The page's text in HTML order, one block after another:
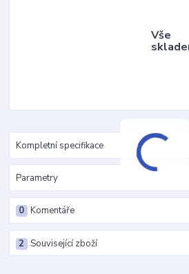
Vše
Kompletní specifikace
Parametry
Komentáře
0
Související zboží
2